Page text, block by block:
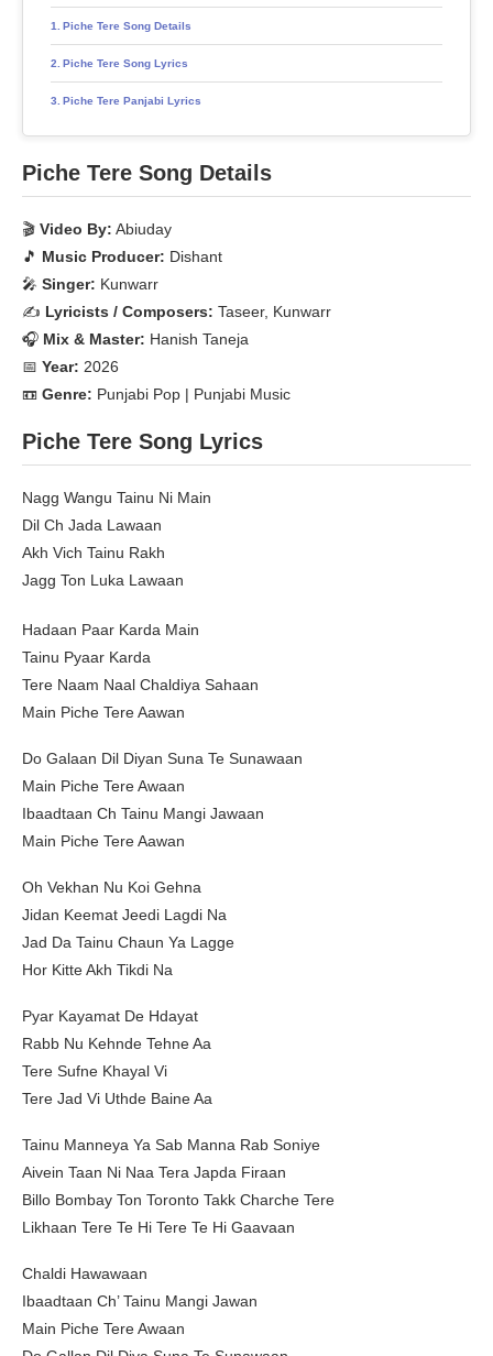
Piche Tere Song Details
Piche Tere Song Lyrics
Piche Tere Panjabi Lyrics
Piche Tere Song Details
🎬 Video By: Abiuday
🎵 Music Producer: Dishant
🎤 Singer: Kunwarr
✍ Lyricists / Composers: Taseer, Kunwarr
🎧 Mix & Master: Hanish Taneja
📅 Year: 2026
📼 Genre: Punjabi Pop | Punjabi Music
Piche Tere Song Lyrics
Nagg Wangu Tainu Ni Main
Dil Ch Jada Lawaan
Akh Vich Tainu Rakh
Jagg Ton Luka Lawaan
Hadaan Paar Karda Main
Tainu Pyaar Karda
Tere Naam Naal Chaldiya Sahaan
Main Piche Tere Aawan
Do Galaan Dil Diyan Suna Te Sunawaan
Main Piche Tere Awaan
Ibaadtaan Ch Tainu Mangi Jawaan
Main Piche Tere Aawan
Oh Vekhan Nu Koi Gehna
Jidan Keemat Jeedi Lagdi Na
Jad Da Tainu Chaun Ya Lagge
Hor Kitte Akh Tikdi Na
Pyar Kayamat De Hdayat
Rabb Nu Kehnde Tehne Aa
Tere Sufne Khayal Vi
Tere Jad Vi Uthde Baine Aa
Tainu Manneya Ya Sab Manna Rab Soniye
Aivein Taan Ni Naa Tera Japda Firaan
Billo Bombay Ton Toronto Takk Charche Tere
Likhaan Tere Te Hi Tere Te Hi Gaavaan
Chaldi Hawawaan
Ibaadtaan Ch’ Tainu Mangi Jawan
Main Piche Tere Awaan